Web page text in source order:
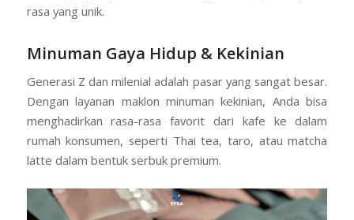
rasa yang unik.
Minuman Gaya Hidup & Kekinian
Generasi Z dan milenial adalah pasar yang sangat besar.
Dengan layanan maklon minuman kekinian, Anda bisa
menghadirkan rasa-rasa favorit dari kafe ke dalam
rumah konsumen, seperti Thai tea, taro, atau matcha
latte dalam bentuk serbuk premium.